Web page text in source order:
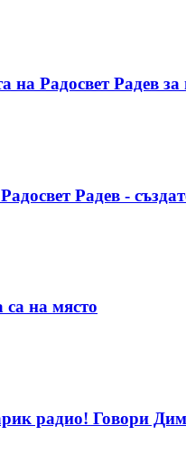
Радосвет Радев за
Радев -
на място
радио! Говори